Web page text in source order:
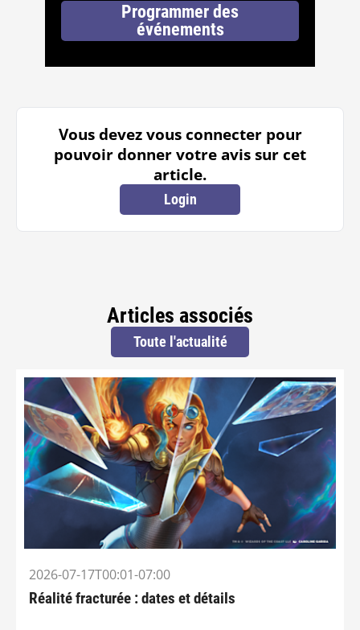
Programmer des
événements
Vous devez vous connecter pour
pouvoir donner votre avis sur cet
article.
Login
Articles associés
Toute l'actualité
2026-07-17T00:01-07:00
Réalité fracturée : dates et détails